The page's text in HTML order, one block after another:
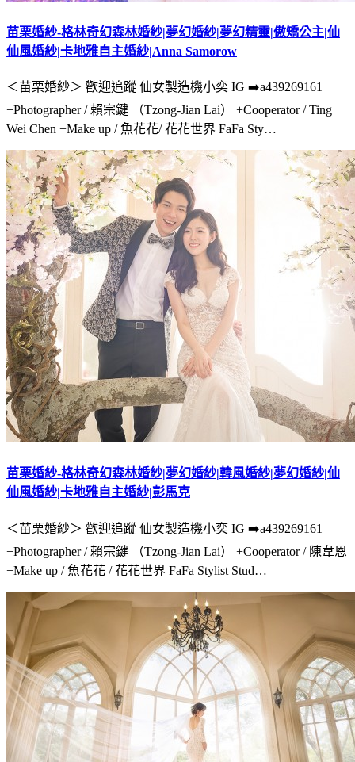
苗栗婚紗-格林奇幻森林婚紗|夢幻婚紗|夢幻精靈|傲矯公主|仙
仙風婚紗|卡地雅自主婚紗|Anna Samorow
＜苗栗婚紗＞ 歡迎追蹤 仙女製造機小奕 IG ➡️a439269161
+Photographer / 賴宗鍵 （Tzong-Jian Lai） +Cooperator / Ting
Wei Chen +Make up / 魚花花/ 花花世界 FaFa Sty…
苗栗婚紗-格林奇幻森林婚紗|夢幻婚紗|韓風婚紗|夢幻婚紗|仙
仙風婚紗|卡地雅自主婚紗|彭馬克
＜苗栗婚紗＞ 歡迎追蹤 仙女製造機小奕 IG ➡️a439269161
+Photographer / 賴宗鍵 （Tzong-Jian Lai） +Cooperator / 陳韋恩
+Make up / 魚花花 / 花花世界 FaFa Stylist Stud…